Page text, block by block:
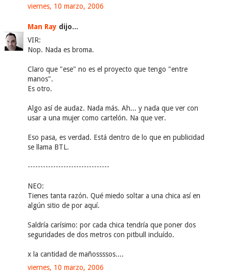
viernes, 10 marzo, 2006
Man Ray dijo...
VIR:
Nop. Nada es broma.
Claro que "ese" no es el proyecto que tengo "entre
manos".
Es otro.
Algo así de audaz. Nada más. Ah... y nada que ver con
usar a una mujer como cartelón. Na que ver.
Eso pasa, es verdad. Está dentro de lo que en publicidad
se llama BTL.
--------------------------------
NEO:
Tienes tanta razón. Qué miedo soltar a una chica así en
algún sitio de por aquí.
Saldría carísimo: por cada chica tendría que poner dos
seguridades de dos metros con pitbull incluído.
x la cantidad de mañossssos....
viernes, 10 marzo, 2006